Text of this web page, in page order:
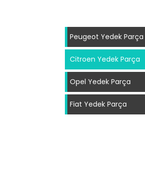
Peugeot Yedek Parça
Citroen Yedek Parça
Opel Yedek Parça
Fiat Yedek Parça